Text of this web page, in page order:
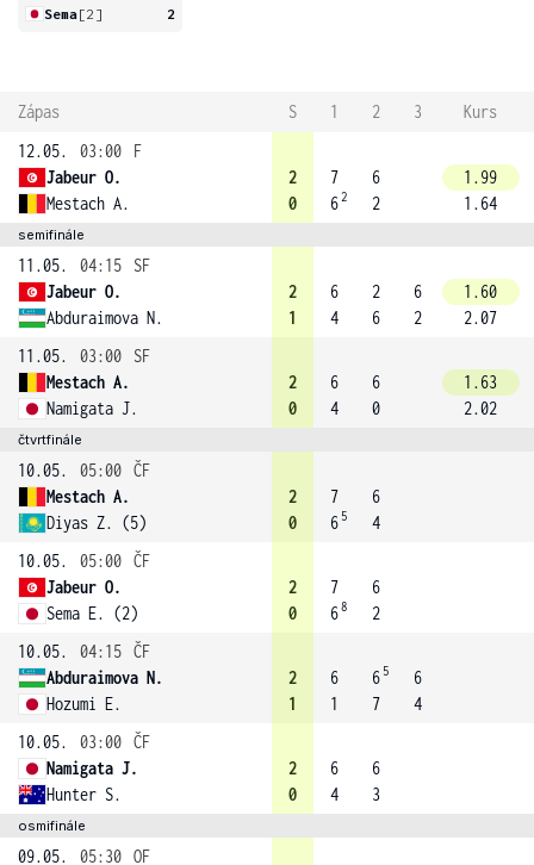
Sema[2] 2
Zápas S 1 2 3
Kurs
12.05.
03:00
F
Jabeur O.
Mestach A.
2
0
7
62
6
2
1.99
1.64
semifinále
11.05. 04:15
SF
Jabeur O.
Abduraimova N.
2
1
6
4
2
6
6
2
1.60
2.07
11.05.
03:00
SF
Mestach A.
Namigata J.
2
0
6
4
6
0
1.63
2.02
čtvrtfinále
10.05. 05:00 ČF
Mestach A.
Diyas Z. (5)
2
0
7
6 5
6
4
10.05.
05:00 ČF
Jabeur O.
Sema E. (2)
2
0
7
68
6
2
10.05.
04:15 ČF
Abduraimova N.
Hozumi E.
2
1
6
1
6 5
7
6
4
10.05.
03:00 ČF
Namigata J.
Hunter S.
2
0
6
4
6
3
osmifinále
09.05. 05:30 OF